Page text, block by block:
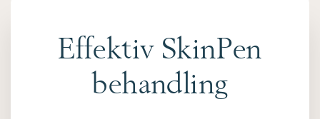
Effektiv SkinPen
behandling